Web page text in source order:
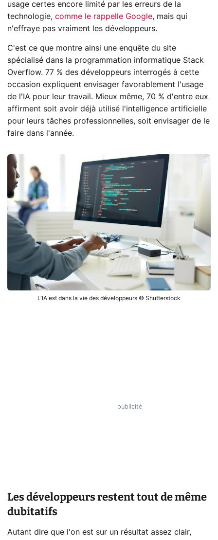
usage certes encore limité par les erreurs de la
technologie, comme le rappelle Google, mais qui
n'effraye pas vraiment les développeurs.
C'est ce que montre ainsi une enquête du site
spécialisé dans la programmation informatique Stack
Overflow. 77 % des développeurs interrogés à cette
occasion expliquent envisager favorablement l'usage
de l'IA pour leur travail. Mieux même, 70 % d'entre eux
affirment soit avoir déjà utilisé l'intelligence artificielle
pour leurs tâches professionnelles, soit envisager de le
faire dans l'année.
L'IA est dans la vie des développeurs © Shutterstock
Les développeurs restent tout de même
dubitatifs
Autant dire que l'on est sur un résultat assez clair,